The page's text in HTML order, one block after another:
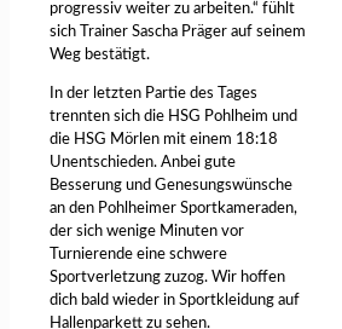
progressiv weiter zu arbeiten.“ fühlt
sich Trainer Sascha Präger auf seinem
Weg bestätigt.
In der letzten Partie des Tages
trennten sich die HSG Pohlheim und
die HSG Mörlen mit einem 18:18
Unentschieden. Anbei gute
Besserung und Genesungswünsche
an den Pohlheimer Sportkameraden,
der sich wenige Minuten vor
Turnierende eine schwere
Sportverletzung zuzog. Wir hoffen
dich bald wieder in Sportkleidung auf
Hallenparkett zu sehen.